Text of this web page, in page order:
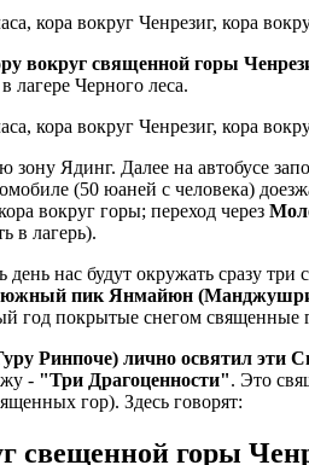
вокруг священной горы
лагере Черного леса.
Ядинг. Далее на автобусе
(50 юаней с человека)
вокруг горы; переход через
в лагерь).
нас будут окружать сразу
пик Янмайюн
год покрытые снегом
Ринпоче) лично освятил
- "Три Драгоценности". Это
гор). Здесь говорят:
свещенной горы